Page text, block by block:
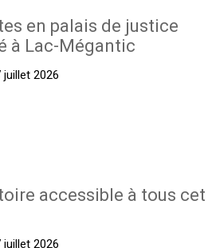
en palais de justice
à Lac-Mégantic
2026
accessible à tous cet
2026